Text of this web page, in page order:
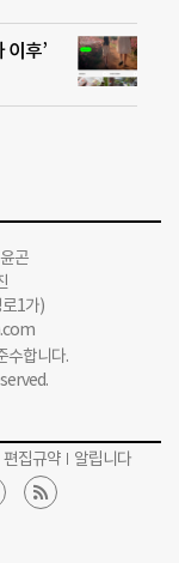
후’
곤
1가)
수합니다.
편집규약 알립니다